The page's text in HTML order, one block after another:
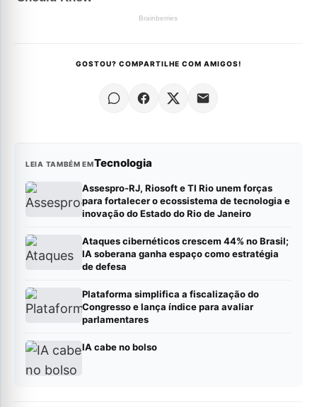
GOSTOU? COMPARTILHE COM AMIGOS!
LEIA TAMBÉM EMTecnologia
Assespro-RJ, Riosoft e TI Rio unem forças
para fortalecer o ecossistema de tecnologia e
inovação do Estado do Rio de Janeiro
Ataques cibernéticos crescem 44% no Brasil;
IA soberana ganha espaço como estratégia
de defesa
Plataforma simplifica a fiscalização do
Congresso e lança índice para avaliar
parlamentares
IA cabe no bolso